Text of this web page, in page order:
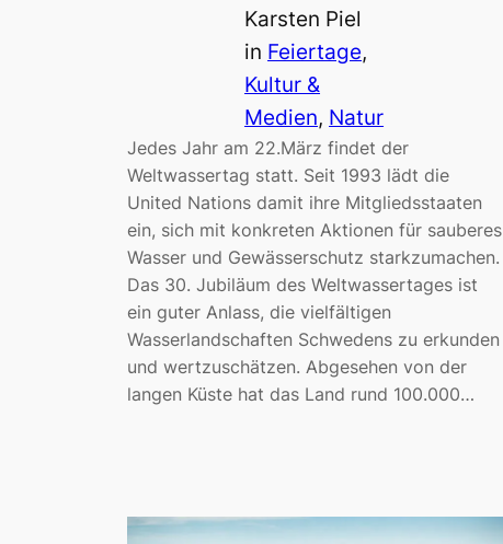
Karsten Piel
in Feiertage
Kultur &
Medien, Natur
Jedes Jahr am 22.März findet der
Weltwassertag statt. Seit 1993 lädt die
United Nations damit ihre Mitgliedsstaaten
ein, sich mit konkreten Aktionen für sauberes
Wasser und Gewässerschutz starkzumachen.
Das 30. Jubiläum des Weltwassertages ist
ein guter Anlass, die vielfältigen
Wasserlandschaften Schwedens zu erkunden
und wertzuschätzen. Abgesehen von der
langen Küste hat das Land rund 100.000…